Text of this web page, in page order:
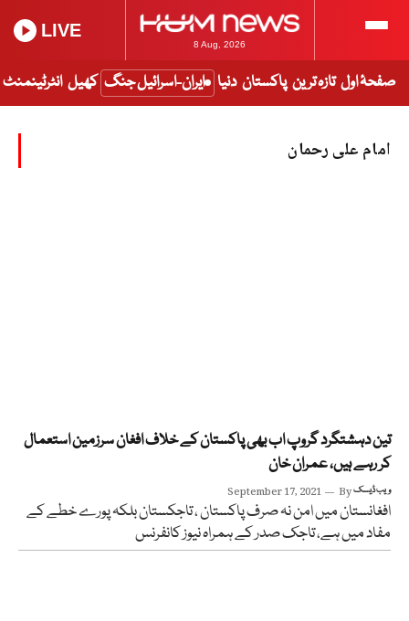
8 Aug, 2026
LIVE
صفحۂ اول تازہ ترین پاکستان دنیا ایران-اسرائیل جنگ کھیل انٹرٹینمنٹ
امام علی رحمان
تین دہشتگرد گروپ اب بھی پاکستان کے خلاف افغان سرزمین استعمال
کر رہے ہیں، عمران خان
September 17, 2021 Byویب ڈیسک
افغانستان میں امن نہ صرف پاکستان ، تاجکستان بلکہ پورے خطے کے
مفاد میں ہے، تاجک صدر کے ہمراہ نیوز کانفرنس